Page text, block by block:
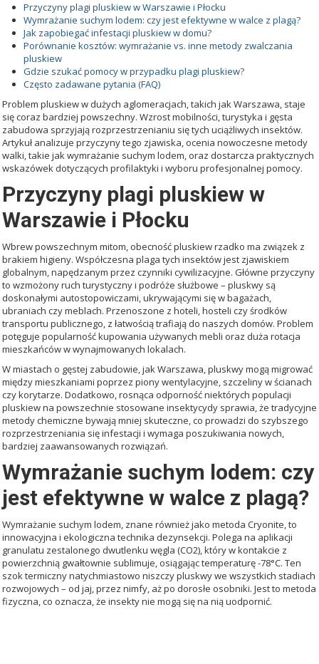
Przyczyny plagi pluskiew w Warszawie i Płocku
Wymrażanie suchym lodem: czy jest efektywne w walce z plagą?
Jak zapobiegać infestacji pluskiew w domu?
Porównanie kosztów: wymrażanie vs. inne metody zwalczania
pluskiew
Gdzie szukać pomocy w przypadku plagi pluskiew?
Często zadawane pytania (FAQ)
Problem pluskiew w dużych aglomeracjach, takich jak Warszawa, staje
się coraz bardziej powszechny. Wzrost mobilności, turystyka i gęsta
zabudowa sprzyjają rozprzestrzenianiu się tych uciążliwych insektów.
Artykuł analizuje przyczyny tego zjawiska, ocenia nowoczesne metody
walki, takie jak wymrażanie suchym lodem, oraz dostarcza praktycznych
wskazówek dotyczących profilaktyki i wyboru profesjonalnej pomocy.
Przyczyny plagi pluskiew w
Warszawie i Płocku
Wbrew powszechnym mitom, obecność pluskiew rzadko ma związek z
brakiem higieny. Współczesna plaga tych insektów jest zjawiskiem
globalnym, napędzanym przez czynniki cywilizacyjne. Główne przyczyny
to wzmożony ruch turystyczny i podróże służbowe – pluskwy są
doskonałymi autostopowiczami, ukrywającymi się w bagażach,
ubraniach czy meblach. Przenoszone z hoteli, hosteli czy środków
transportu publicznego, z łatwością trafiają do naszych domów. Problem
potęguje popularność kupowania używanych mebli oraz duża rotacja
mieszkańców w wynajmowanych lokalach.
W miastach o gęstej zabudowie, jak Warszawa, pluskwy mogą migrować
między mieszkaniami poprzez piony wentylacyjne, szczeliny w ścianach
czy korytarze. Dodatkowo, rosnąca odporność niektórych populacji
pluskiew na powszechnie stosowane insektycydy sprawia, że tradycyjne
metody chemiczne bywają mniej skuteczne, co prowadzi do szybszego
rozprzestrzeniania się infestacji i wymaga poszukiwania nowych,
bardziej zaawansowanych rozwiązań.
Wymrażanie suchym lodem: czy
jest efektywne w walce z plagą?
Wymrażanie suchym lodem, znane również jako metoda Cryonite, to
innowacyjna i ekologiczna technika dezynsekcji. Polega na aplikacji
granulatu zestalonego dwutlenku węgla (CO2), który w kontakcie z
powierzchnią gwałtownie sublimuje, osiągając temperaturę -78°C. Ten
szok termiczny natychmiastowo niszczy pluskwy we wszystkich stadiach
rozwojowych – od jaj, przez nimfy, aż po dorosłe osobniki. Jest to metoda
fizyczna, co oznacza, że insekty nie mogą się na nią uodpornić.